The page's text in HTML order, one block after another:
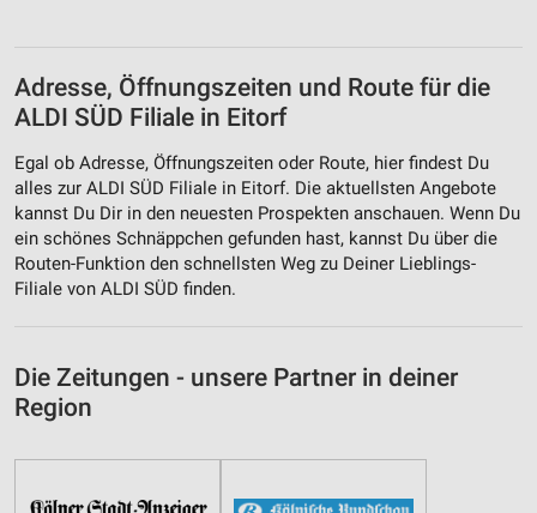
Adresse, Öffnungszeiten und Route für die
ALDI SÜD Filiale in Eitorf
Egal ob Adresse, Öffnungszeiten oder Route, hier findest Du
alles zur ALDI SÜD Filiale in Eitorf. Die aktuellsten Angebote
kannst Du Dir in den neuesten Prospekten anschauen. Wenn Du
ein schönes Schnäppchen gefunden hast, kannst Du über die
Routen-Funktion den schnellsten Weg zu Deiner Lieblings-
Filiale von ALDI SÜD finden.
Die Zeitungen - unsere Partner in deiner
Region